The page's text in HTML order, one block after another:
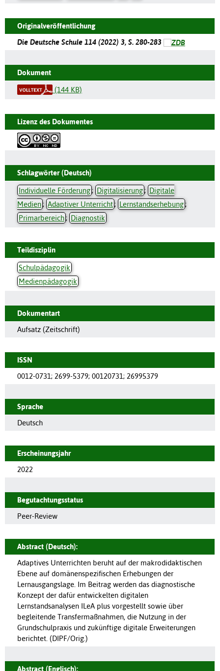
Originalveröffentlichung
Die Deutsche Schule 114 (2022) 3, S. 280-283
Dokument
(144 KB)
Lizenz des Dokumentes
Schlagwörter (Deutsch)
Individuelle Förderung; Digitalisierung; Digitale
Medien; Adaptiver Unterricht; Lernstandserhebung;
Primarbereich; Diagnostik
Teildisziplin
Schulpädagogik
Medienpädagogik
Dokumentart
Aufsatz (Zeitschrift)
ISSN
0012-0731; 2699-5379; 00120731; 26995379
Sprache
Deutsch
Erscheinungsjahr
2022
Begutachtungsstatus
Peer-Review
Abstract (Deutsch):
Adaptives Unterrichten beruht auf der makrodidaktischen
Ebene auf domänenspezifischen Erhebungen der
Lernausgangslage. Im Beitrag werden das diagnostische
Konzept der dafür entwickelten digitalen
Lernstandsanalysen ILeA plus vorgestellt sowie über
begleitende Transfermaßnahmen, die Nutzung in der
Grundschulpraxis und zukünftige digitale Erweiterungen
berichtet. (DIPF/Orig.)
Abstract (Englisch):